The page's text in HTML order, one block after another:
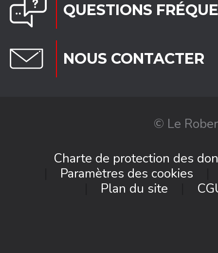
QUESTIONS
NOUS CONTACTER
© Le
Charte de protection des
Paramètres des cookies
Plan du site